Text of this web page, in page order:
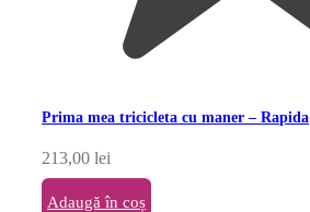
Prima mea tricicleta cu maner – Rapida
213,00lei
Adaugă în coș